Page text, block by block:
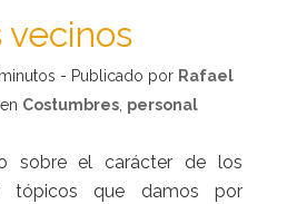
vecinos
minutos - Publicado por Rafael
en Costumbres personal
sobre el carácter de los
tópicos que damos por